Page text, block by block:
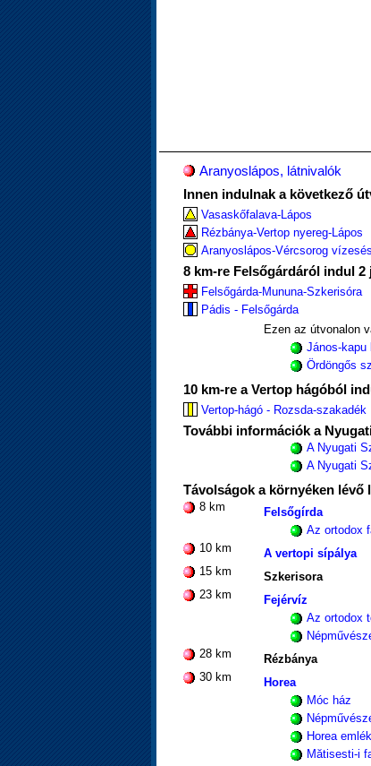
Aranyoslápos, látnivalók
Innen indulnak a következő
Vasaskőfalava-Lápos
Rézbánya-Vertop nyereg-Lápos
Aranyoslápos-Vércsorog vízesés
8 km-re Felsőgárdáról indul
Felsőgárda-Mununa-Szkerisóra
Pádis - Felsőgárda
Ezen az útvonalon
János-kapu
Ördöngős
10 km-re a Vertop hágóból
Vertop-hágó - Rozsda-szakadék
További információk a
A Nyugati
A Nyugati
Távolságok a környéken lévő
8 km Felsőgírda
Az ortodox
10 km
A vertopi sípálya
15 km
Szkerisora
23 km
Fejérvíz
Az ortodox
28 km
Rézbánya
30 km
Horea
Móc ház
Horea
Mătisesti-i